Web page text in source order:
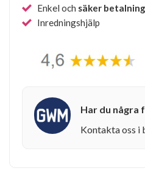
Enkel och säker betalning
Inredningshjälp
Har du några
Kontakta oss i